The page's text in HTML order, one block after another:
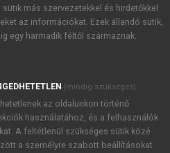
újdonságairól, akcióiról.
Kiadó Zrt. újdonságairól,
foglaltakat tudomásul
, valamint a szotar.netés a
foglaltakat
sütik más szervezetekkel és hirdetőkkel
az információkat. Ezek állandó sütik,
egy harmadik féltől származnak.
(mindig szükséges)
az oldalunkon történő
használatához, és a felhasználók
A feltétlenül szükséges sütik közé
a személyre szabott beállításokat